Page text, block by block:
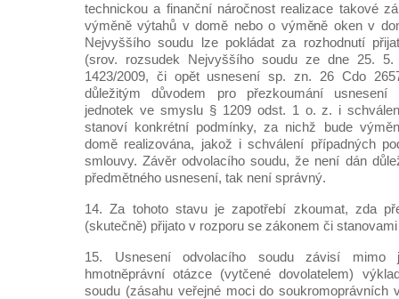
technickou a finanční náročnost realizace takové
výměně výtahů v domě nebo o výměně oken v
Nejvyššího soudu lze pokládat za rozhodnutí
(srov. rozsudek Nejvyššího soudu ze dne 25.
1423/2009, či opět usnesení sp. zn. 26 Cdo
důležitým důvodem pro přezkoumání usnesení
jednotek ve smyslu § 1209 odst. 1 o. z. i
stanoví konkrétní podmínky, za nichž bude
domě realizována, jakož i schválení případných
smlouvy. Závěr odvolacího soudu, že není dán
předmětného usnesení, tak není správný.
14. Za tohoto stavu je zapotřebí zkoumat, zda
(skutečně) přijato v rozporu se zákonem či
15. Usnesení odvolacího soudu závisí mimo
hmotněprávní otázce (vytčené dovolatelem)
soudu (zásahu veřejné moci do soukromoprávních